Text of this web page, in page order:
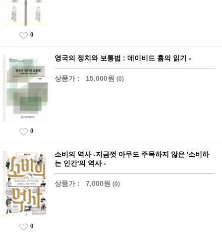
0
영국의 정치와 보통법 : 데이비드 흄의 읽기 -
상품가 : 15,000원 (0)
0
소비의 역사 -지금껏 아무도 주목하지 않은 '소비하
는 인간'의 역사 -
상품가 : 7,000원 (0)
0